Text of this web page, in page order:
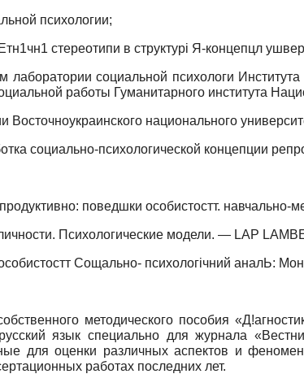
психологии;
стереотипи в структурi Я-концепцл
лаборатории социальной психологи
работы Гуманитарного института
национального
социально-психологической концепции
поведшки особистостт.
Психологические модели. — LAP
Сощально- психологiчний аналЬ:
методического пособия
язык специально для журнала
для оценки различных аспектов и
работах последних лет.